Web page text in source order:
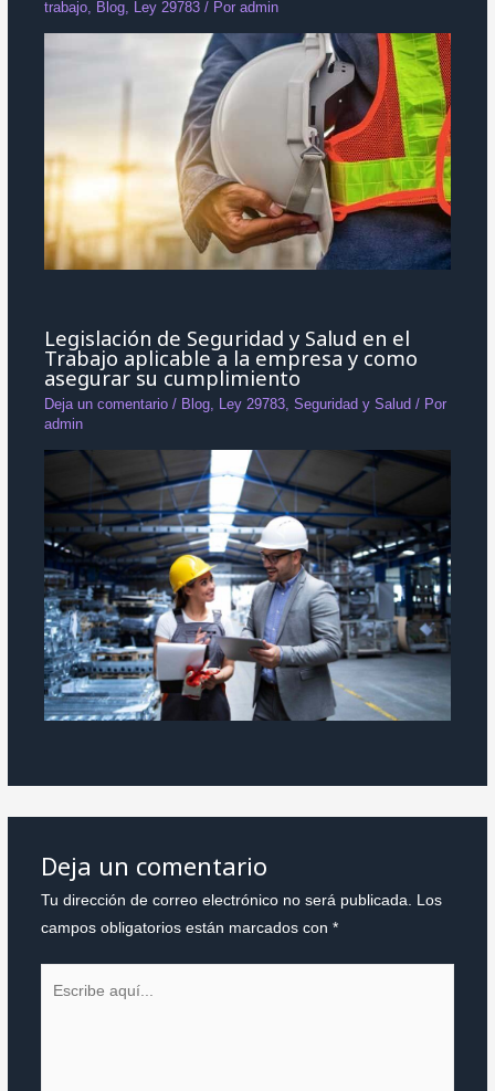
trabajo, Blog, Ley 29783 / Poradmin
Legislación de Seguridad y Salud en el
Trabajo aplicable a la empresa y como
asegurar su cumplimiento
Deja un comentario / Blog, Ley 29783,Seguridad y Salud / Por
admin
Deja un comentario
Tu dirección de correo electrónico no será publicada.
Los
campos obligatorios están marcados con *